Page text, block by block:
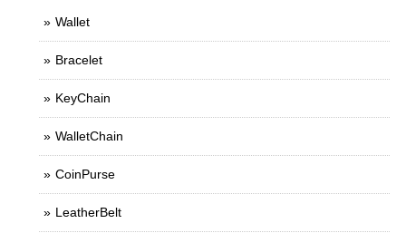
Wallet
Bracelet
KeyChain
WalletChain
CoinPurse
LeatherBelt